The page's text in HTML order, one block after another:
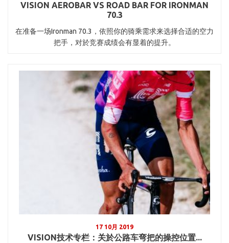
VISION AEROBAR VS ROAD BAR FOR IRONMAN
70.3
在准备一场Ironman 70.3，依照你的骑乘需求来选择合适的空力
把手，对於竞赛成绩会有显着的提升。
17 10月 2019
VISION技术专栏：关於公路车弯把的操控位置...